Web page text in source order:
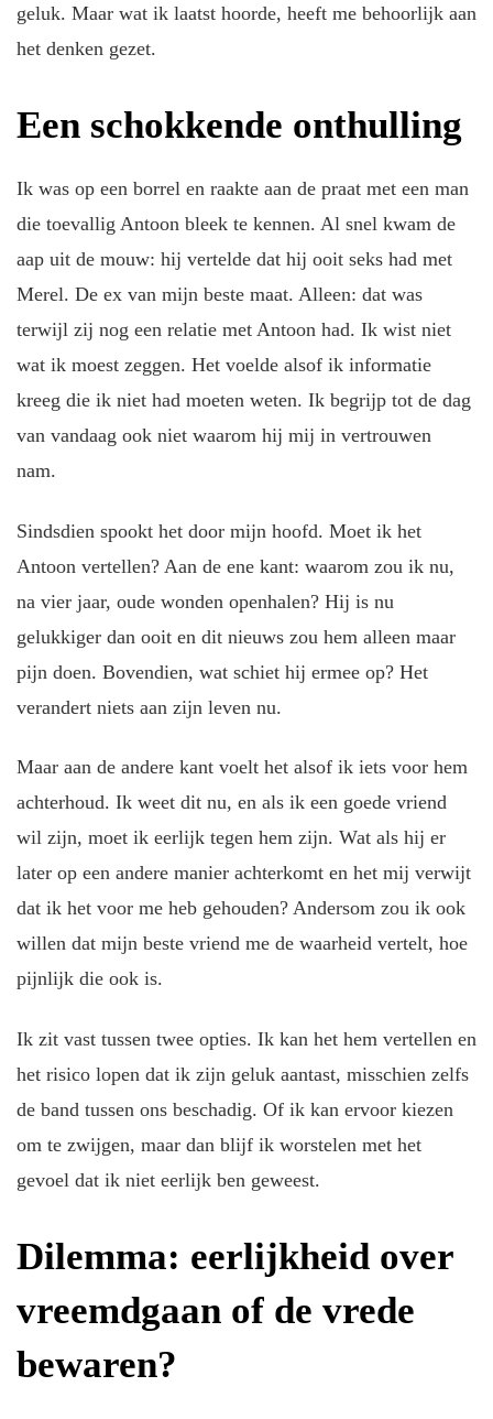
geluk. Maar wat ik laatst hoorde, heeft me behoorlijk aan
het denken gezet.
Een schokkende onthulling
Ik was op een borrel en raakte aan de praat met een man
die toevallig Antoon bleek te kennen. Al snel kwam de
aap uit de mouw: hij vertelde dat hij ooit seks had met
Merel. De ex van mijn beste maat. Alleen: dat was
terwijl zij nog een relatie met Antoon had. Ik wist niet
wat ik moest zeggen. Het voelde alsof ik informatie
kreeg die ik niet had moeten weten. Ik begrijp tot de dag
van vandaag ook niet waarom hij mij in vertrouwen
nam.
Sindsdien spookt het door mijn hoofd. Moet ik het
Antoon vertellen? Aan de ene kant: waarom zou ik nu,
na vier jaar, oude wonden openhalen? Hij is nu
gelukkiger dan ooit en dit nieuws zou hem alleen maar
pijn doen. Bovendien, wat schiet hij ermee op? Het
verandert niets aan zijn leven nu.
Maar aan de andere kant voelt het alsof ik iets voor hem
achterhoud. Ik weet dit nu, en als ik een goede vriend
wil zijn, moet ik eerlijk tegen hem zijn. Wat als hij er
later op een andere manier achterkomt en het mij verwijt
dat ik het voor me heb gehouden? Andersom zou ik ook
willen dat mijn beste vriend me de waarheid vertelt, hoe
pijnlijk die ook is.
Ik zit vast tussen twee opties. Ik kan het hem vertellen en
het risico lopen dat ik zijn geluk aantast, misschien zelfs
de band tussen ons beschadig. Of ik kan ervoor kiezen
om te zwijgen, maar dan blijf ik worstelen met het
gevoel dat ik niet eerlijk ben geweest.
Dilemma: eerlijkheid over
vreemdgaan of de vrede
bewaren?